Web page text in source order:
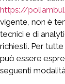
https://
vigente, non è
tecnici e di
richiesti. Per
può essere
seguenti